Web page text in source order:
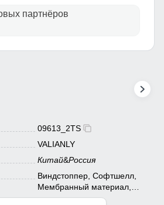
партнёров
09613_2TS
VALIANLY
Китай&Россия
Виндстоппер, Софтшелл,
Мембранный материал,
Полиэстер